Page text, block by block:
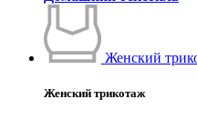
Женский
Женский трикотаж